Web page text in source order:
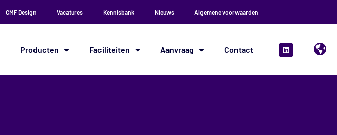
CMF Design Vacatures Kennisbank Nieuws Algemene voorwaarden
Producten Faciliteiten Aanvraag Contact